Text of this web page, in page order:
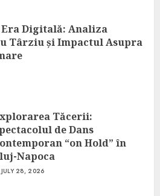
Digitală: Analiza
Târziu și Impactul Asupra
Tăcerii:
de Dans
“on Hold” în
Napoca
JULY 28, 2026